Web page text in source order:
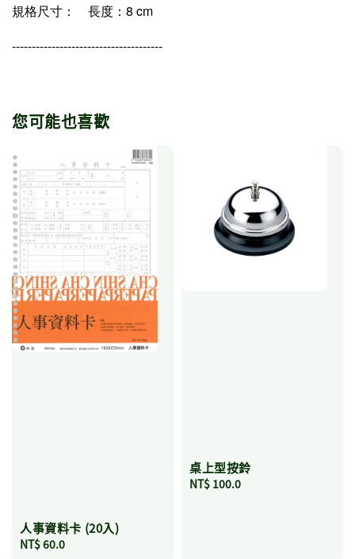
規格尺寸：
長度：8 cm
--------------------------------------
您可能也喜歡
人事資料卡 (20入)
Regular
NT$ 60.0
桌上型按鈴
Regular
NT$ 100.0